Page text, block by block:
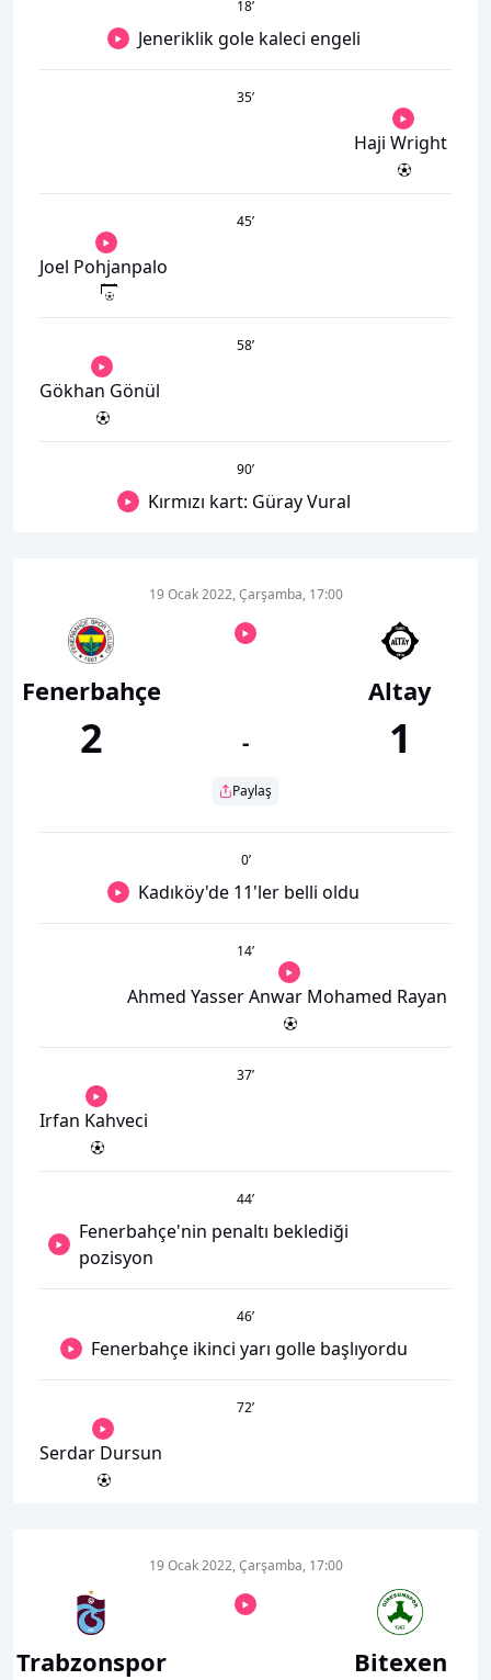
18’
Jeneriklik gole kaleci engeli
35’
Haji Wright
45’
Joel Pohjanpalo
58’
Gökhan Gönül
90’
Kırmızı kart: Güray Vural
Fenerbahçe
2
19 Ocak 2022, Çarşamba, 17:00
-
Paylaş
Altay
1
0’
Kadıköy'de 11'ler belli oldu
14’
Ahmed Yasser Anwar Mohamed Rayan
37’
Irfan Kahveci
44’
Fenerbahçe'nin penaltı beklediği
pozisyon
46’
Fenerbahçe ikinci yarı golle başlıyordu
72’
Serdar Dursun
Trabzonspor
19 Ocak 2022, Çarşamba, 17:00
Bitexen